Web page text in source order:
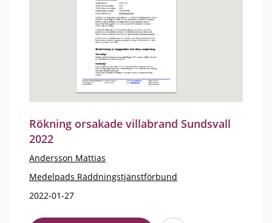
Rökning orsakade villabrand Sundsvall
2022
Andersson Mattias
Medelpads Räddningstjänstförbund
2022-01-27